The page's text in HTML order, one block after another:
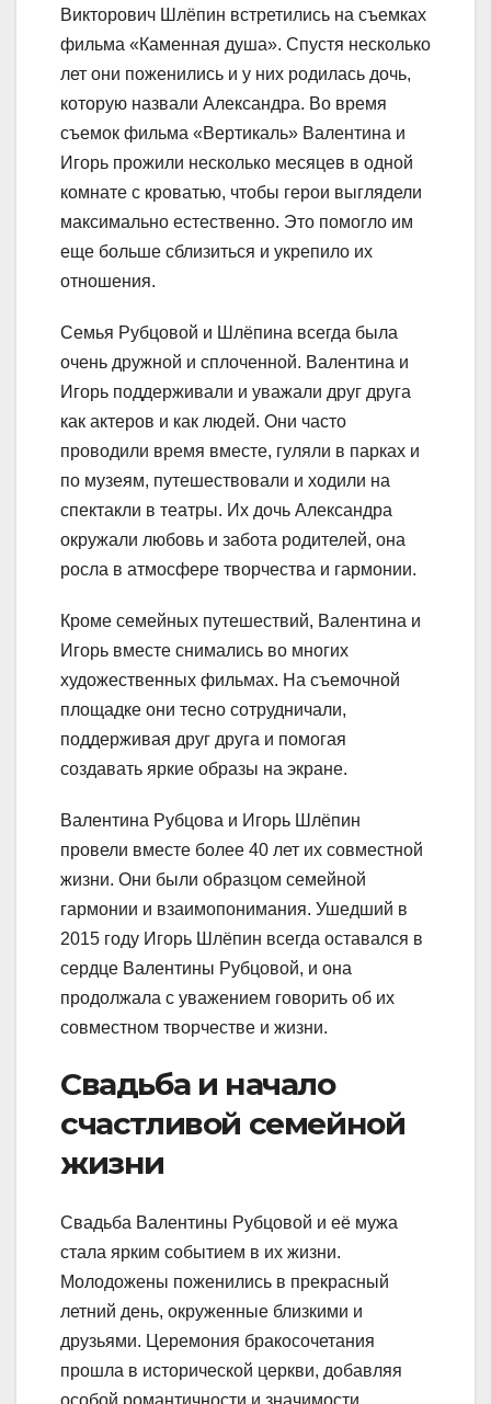
Викторович Шлёпин встретились на съемках
фильма «Каменная душа». Спустя несколько
лет они поженились и у них родилась дочь,
которую назвали Александра. Во время
съемок фильма «Вертикаль» Валентина и
Игорь прожили несколько месяцев в одной
комнате с кроватью, чтобы герои выглядели
максимально естественно. Это помогло им
еще больше сблизиться и укрепило их
отношения.
Семья Рубцовой и Шлёпина всегда была
очень дружной и сплоченной. Валентина и
Игорь поддерживали и уважали друг друга
как актеров и как людей. Они часто
проводили время вместе, гуляли в парках и
по музеям, путешествовали и ходили на
спектакли в театры. Их дочь Александра
окружали любовь и забота родителей, она
росла в атмосфере творчества и гармонии.
Кроме семейных путешествий, Валентина и
Игорь вместе снимались во многих
художественных фильмах. На съемочной
площадке они тесно сотрудничали,
поддерживая друг друга и помогая
создавать яркие образы на экране.
Валентина Рубцова и Игорь Шлёпин
провели вместе более 40 лет их совместной
жизни. Они были образцом семейной
гармонии и взаимопонимания. Ушедший в
2015 году Игорь Шлёпин всегда оставался в
сердце Валентины Рубцовой, и она
продолжала с уважением говорить об их
совместном творчестве и жизни.
Свадьба и начало
счастливой семейной
жизни
Свадьба Валентины Рубцовой и её мужа
стала ярким событием в их жизни.
Молодожены поженились в прекрасный
летний день, окруженные близкими и
друзьями. Церемония бракосочетания
прошла в исторической церкви, добавляя
особой романтичности и значимости